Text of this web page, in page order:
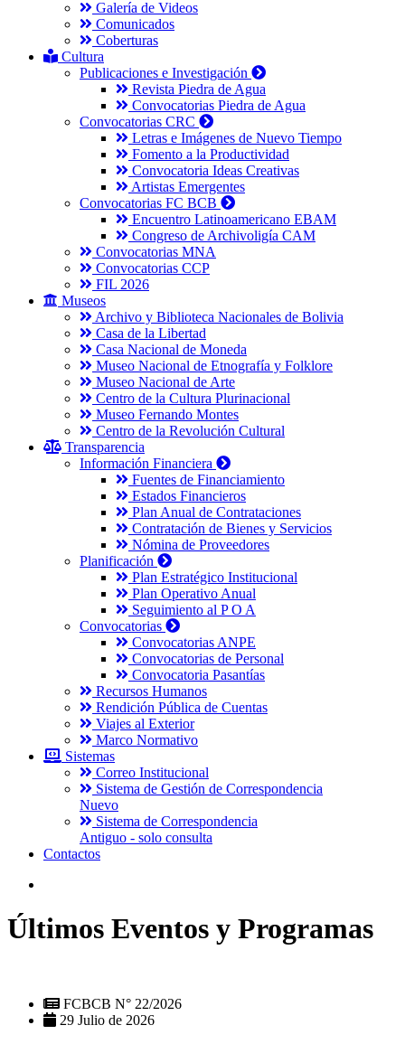
Galería de Videos
Comunicados
Coberturas
Cultura
Publicaciones e Investigación
Revista Piedra de Agua
Convocatorias Piedra de Agua
Convocatorias CRC
Letras e Imágenes de Nuevo Tiempo
Fomento a la Productividad
Convocatoria Ideas Creativas
Artistas Emergentes
Convocatorias FC BCB
Encuentro Latinoamericano EBAM
Congreso de Archivoligía CAM
Convocatorias MNA
Convocatorias CCP
FIL 2026
Museos
Archivo y Biblioteca Nacionales de Bolivia
Casa de la Libertad
Casa Nacional de Moneda
Museo Nacional de Etnografía y Folklore
Museo Nacional de Arte
Centro de la Cultura Plurinacional
Museo Fernando Montes
Centro de la Revolución Cultural
Transparencia
Información Financiera
Fuentes de Financiamiento
Estados Financieros
Plan Anual de Contrataciones
Contratación de Bienes y Servicios
Nómina de Proveedores
Planificación
Plan Estratégico Institucional
Plan Operativo Anual
Seguimiento al P O A
Convocatorias
Convocatorias ANPE
Convocatorias de Personal
Convocatoria Pasantías
Recursos Humanos
Rendición Pública de Cuentas
Viajes al Exterior
Marco Normativo
Sistemas
Correo Institucional
Sistema de Gestión de Correspondencia
Nuevo
Sistema de Correspondencia
Antiguo - solo consulta
Contactos
Últimos Eventos y Programas
FCBCB N° 22/2026
29 Julio de 2026